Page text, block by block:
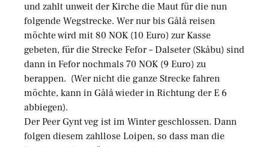
und zahlt unweit der Kirche die Maut für die nun
folgende Wegstrecke. Wer nur bis Gålå reisen
möchte wird mit 80 NOK (10 Euro) zur Kasse
gebeten, für die Strecke Fefor – Dalseter (Skåbu) sind
dann in Fefor nochmals 70 NOK (9 Euro) zu
berappen. (Wer nicht die ganze Strecke fahren
möchte, kann in Gålå wieder in Richtung der E 6
abbiegen).
Der Peer Gynt veg ist im Winter geschlossen. Dann
folgen diesem zahllose Loipen, so dass man die